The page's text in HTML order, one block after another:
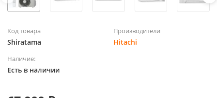
Код товара
Shiratama
Производители
Hitachi
Наличие:
Есть в наличии